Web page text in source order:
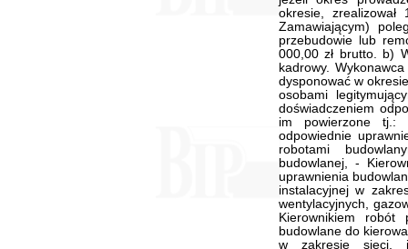
okresie,
Zamawiającym)
przebudowie lub
000,00 zł brutto. b)
kadrowy.
dysponować w
osobami
doświadczeniem
im powierzone tj.:
odpowiednie
robotami
budowlanej, -
uprawnienia
instalacyjnej w
wentylacyjnych,
Kierownikiem robót
budowlane do
w zakresie sieci,